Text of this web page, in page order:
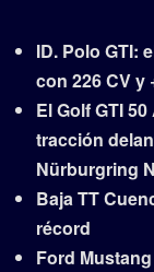
ID. Polo GTI:
con 226 CV y
El Golf GTI
tracción
Nürburgring
Baja TT
récord
Ford